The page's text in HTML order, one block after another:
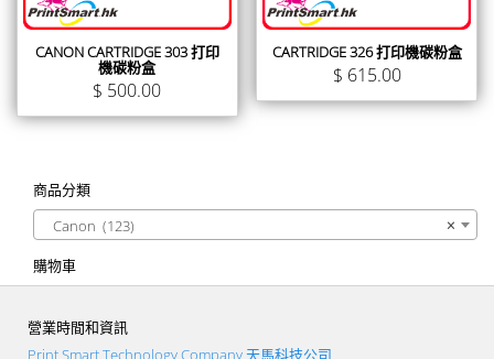
CANON CARTRIDGE 303 打印
機碳粉盒
$ 500.00
CARTRIDGE 326 打印機碳粉盒
$ 615.00
商品分類
×
Canon (123)
購物車
營業時間和資訊
Print Smart Technology Company 天馬科技公司